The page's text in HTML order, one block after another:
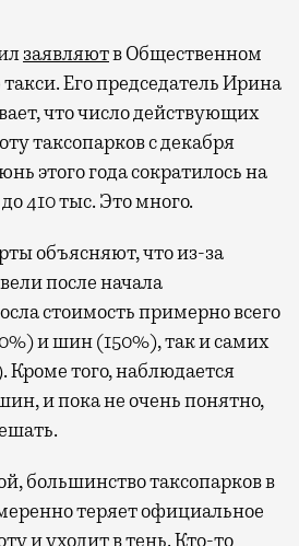
заявляютв Общественном
Его председатель Ирина
что число действующих
таксопарков с декабря
этого года сократилось на
410 тыс. Это много.
объясняют, что из-за
после начала
стоимость примерно всего
и шин (150%), так и самих
Кроме того, наблюдается
и пока не очень понятно,
большинство таксопарков в
теряет официальное
и уходит в тень. Кто-то